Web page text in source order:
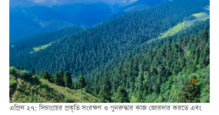
এপ্রিল ২৭: সিচাংয়ের প্রকৃতি সংরক্ষণ ও পুনরুদ্ধার কাজ জোরদার করতে এবং